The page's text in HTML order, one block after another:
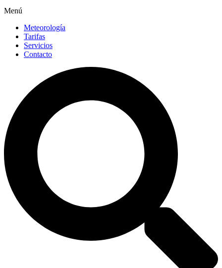
Menú
Meteorología
Tarifas
Servicios
Contacto